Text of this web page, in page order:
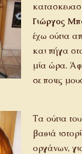
Γιώργος
έχω ούτια
και πήγα
μία ώρα.
σε ποιες
Τα ούτια
βαθιά
οργάνων,